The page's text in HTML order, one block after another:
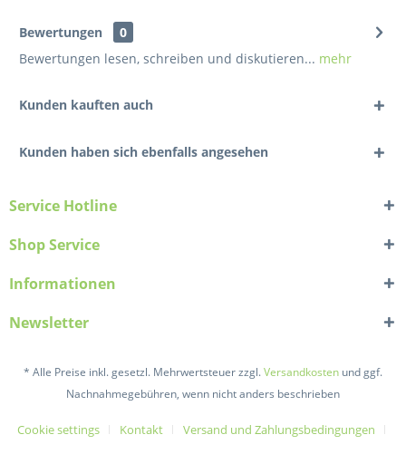
Bewertungen
0
Bewertungen lesen, schreiben und diskutieren... mehr
Kunden kauften auch
Kunden haben sich ebenfalls angesehen
Service Hotline
Shop Service
Informationen
Newsletter
* Alle Preise inkl. gesetzl. Mehrwertsteuer zzgl.Versandkosten und ggf.
Nachnahmegebühren, wenn nicht anders beschrieben
Cookie settings Kontakt
Versand und Zahlungsbedingungen